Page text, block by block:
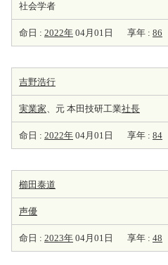
社会学者
命日 : 2022年 04月01日 享年 : 86
吉野浩行
実業家、元 本田技研工業社長
命日 : 2022年 04月01日 享年 : 84
櫛田泰道
声優
命日 : 2023年 04月01日 享年 : 48